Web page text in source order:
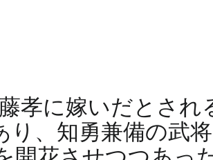
孝に嫁いだとされ
、知勇兼備の武